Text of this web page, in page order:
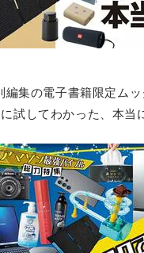
編集の電子書籍限定ム
試してわかった、本当